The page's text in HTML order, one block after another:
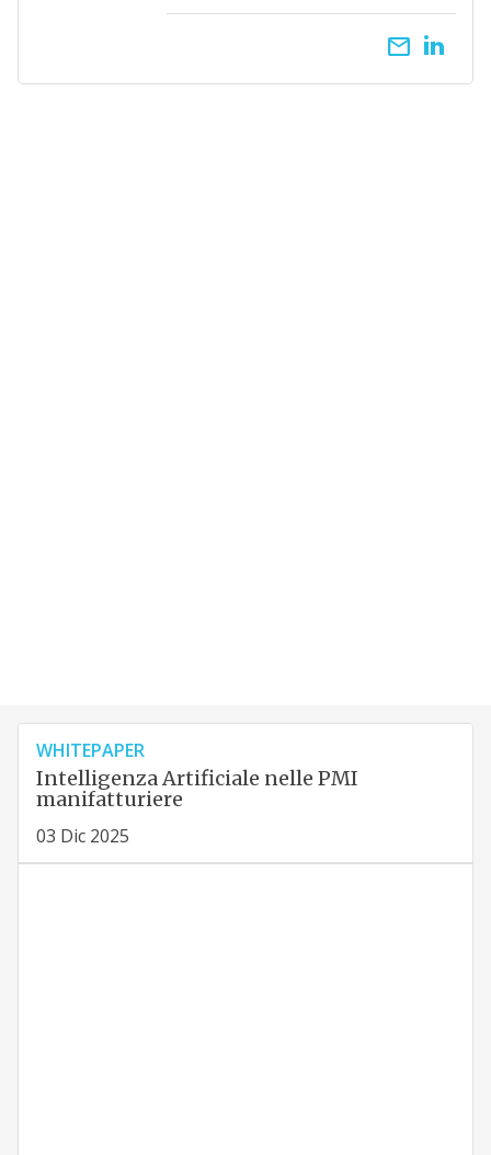
email
WHITEPAPER
Intelligenza Artificiale nelle PMI
manifatturiere
03 Dic 2025